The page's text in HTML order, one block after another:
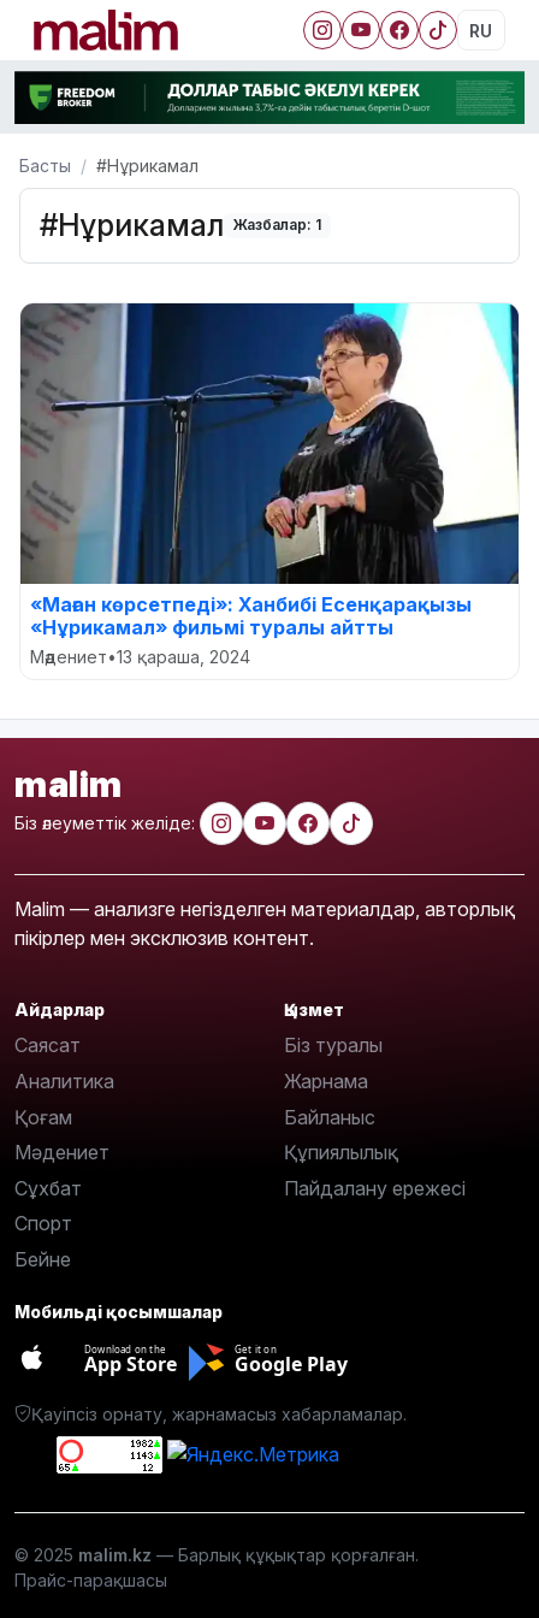
RU
Басты #Нұрикамал
#Нұрикамал Жазбалар: 1
«Маған көрсетпеді»: Ханбибі Есенқарақызы
«Нұрикамал» фильмі туралы айтты
Мәдениет•13 қараша, 2024
malim
Біз әлеуметтік желіде:
Malim — анализге негізделген материалдар, авторлық
пікірлер мен эксклюзив контент.
Айдарлар
Саясат
Аналитика
Қоғам
Мәдениет
Сұхбат
Спорт
Бейне
Қызмет
Біз туралы
Жарнама
Байланыс
Құпиялылық
Пайдалану ережесі
Мобильді қосымшалар
Download on the
App Store
Get it on
Google Play
Қауіпсіз орнату, жарнамасыз хабарламалар.
© 2025 malim.kz — Барлық құқықтар қорғалған.
Прайс-парақшасы